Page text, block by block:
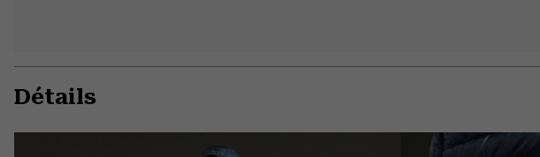
Détails